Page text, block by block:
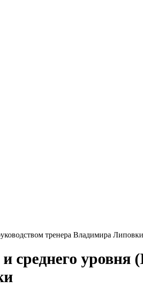
тренера Владимира Липовки
среднего